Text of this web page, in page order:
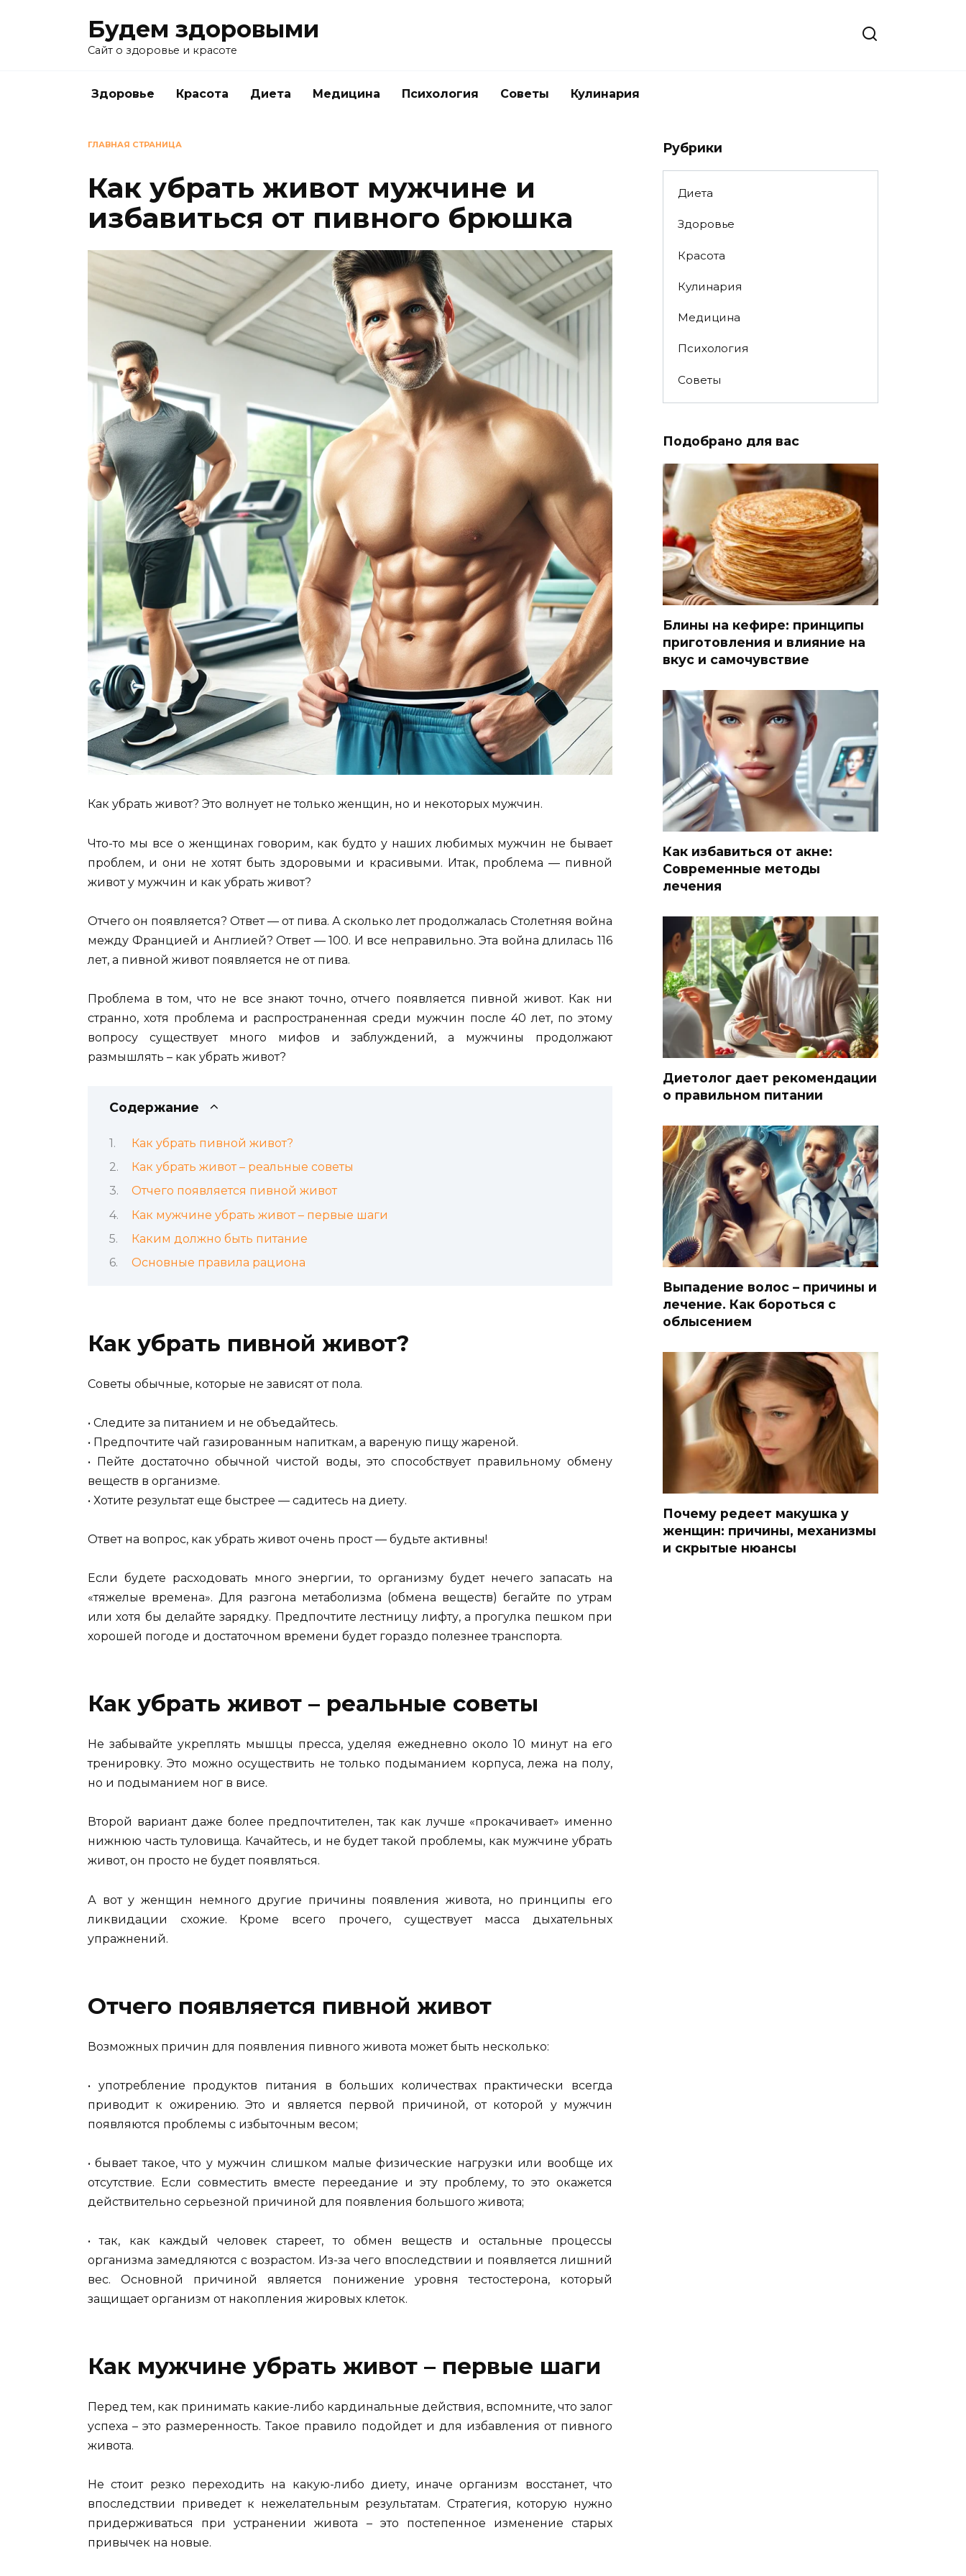
Будем здоровыми
Сайт о здоровье и красоте
Здоровье Красота Диета Медицина Психология Советы Кулинария
ГЛАВНАЯ СТРАНИЦА
Как убрать живот мужчине и
избавиться от пивного брюшка
Как убрать живот? Это волнует не только женщин, но и некоторых мужчин.
Что-то мы все о женщинах говорим, как будто у наших любимых мужчин не бывает
проблем, и они не хотят быть здоровыми и красивыми. Итак, проблема — пивной
живот у мужчин и как убрать живот?
Отчего он появляется? Ответ — от пива. А сколько лет продолжалась Столетняя война
между Францией и Англией? Ответ — 100. И все неправильно. Эта война длилась 116
лет, а пивной живот появляется не от пива.
Проблема в том, что не все знают точно, отчего появляется пивной живот. Как ни
странно, хотя проблема и распространенная среди мужчин после 40 лет, по этому
вопросу существует много мифов и заблуждений, а мужчины продолжают
размышлять – как убрать живот?
Содержание
Как убрать пивной живот?
Как убрать живот – реальные советы
Отчего появляется пивной живот
Как мужчине убрать живот – первые шаги
Каким должно быть питание
Основные правила рациона
Как убрать пивной живот?
Советы обычные, которые не зависят от пола.
• Следите за питанием и не объедайтесь.
• Предпочтите чай газированным напиткам, а вареную пищу жареной.
• Пейте достаточно обычной чистой воды, это способствует правильному обмену
веществ в организме.
• Хотите результат еще быстрее — садитесь на диету.
Ответ на вопрос, как убрать живот очень прост — будьте активны!
Если будете расходовать много энергии, то организму будет нечего запасать на
«тяжелые времена». Для разгона метаболизма (обмена веществ) бегайте по утрам
или хотя бы делайте зарядку. Предпочтите лестницу лифту, а прогулка пешком при
хорошей погоде и достаточном времени будет гораздо полезнее транспорта.
Как убрать живот – реальные советы
Не забывайте укреплять мышцы пресса, уделяя ежедневно около 10 минут на его
тренировку. Это можно осуществить не только подыманием корпуса, лежа на полу,
но и подыманием ног в висе.
Второй вариант даже более предпочтителен, так как лучше «прокачивает» именно
нижнюю часть туловища. Качайтесь, и не будет такой проблемы, как мужчине убрать
живот, он просто не будет появляться.
А вот у женщин немного другие причины появления живота, но принципы его
ликвидации схожие. Кроме всего прочего, существует масса дыхательных
упражнений.
Отчего появляется пивной живот
Возможных причин для появления пивного живота может быть несколько:
• употребление продуктов питания в больших количествах практически всегда
приводит к ожирению. Это и является первой причиной, от которой у мужчин
появляются проблемы с избыточным весом;
• бывает такое, что у мужчин слишком малые физические нагрузки или вообще их
отсутствие. Если совместить вместе переедание и эту проблему, то это окажется
действительно серьезной причиной для появления большого живота;
• так, как каждый человек стареет, то обмен веществ и остальные процессы
организма замедляются с возрастом. Из-за чего впоследствии и появляется лишний
вес. Основной причиной является понижение уровня тестостерона, который
защищает организм от накопления жировых клеток.
Как мужчине убрать живот – первые шаги
Перед тем, как принимать какие-либо кардинальные действия, вспомните, что залог
успеха – это размеренность. Такое правило подойдет и для избавления от пивного
живота.
Не стоит резко переходить на какую-либо диету, иначе организм восстанет, что
впоследствии приведет к нежелательным результатам. Стратегия, которую нужно
придерживаться при устранении живота – это постепенное изменение старых
привычек на новые.
Рубрики
Диета
Здоровье
Красота
Кулинария
Медицина
Психология
Советы
Подобрано для вас
Блины на кефире: принципы
приготовления и влияние на
вкус и самочувствие
Как избавиться от акне:
Современные методы
лечения
Диетолог дает рекомендации
о правильном питании
Выпадение волос – причины и
лечение. Как бороться с
облысением
Почему редеет макушка у
женщин: причины, механизмы
и скрытые нюансы